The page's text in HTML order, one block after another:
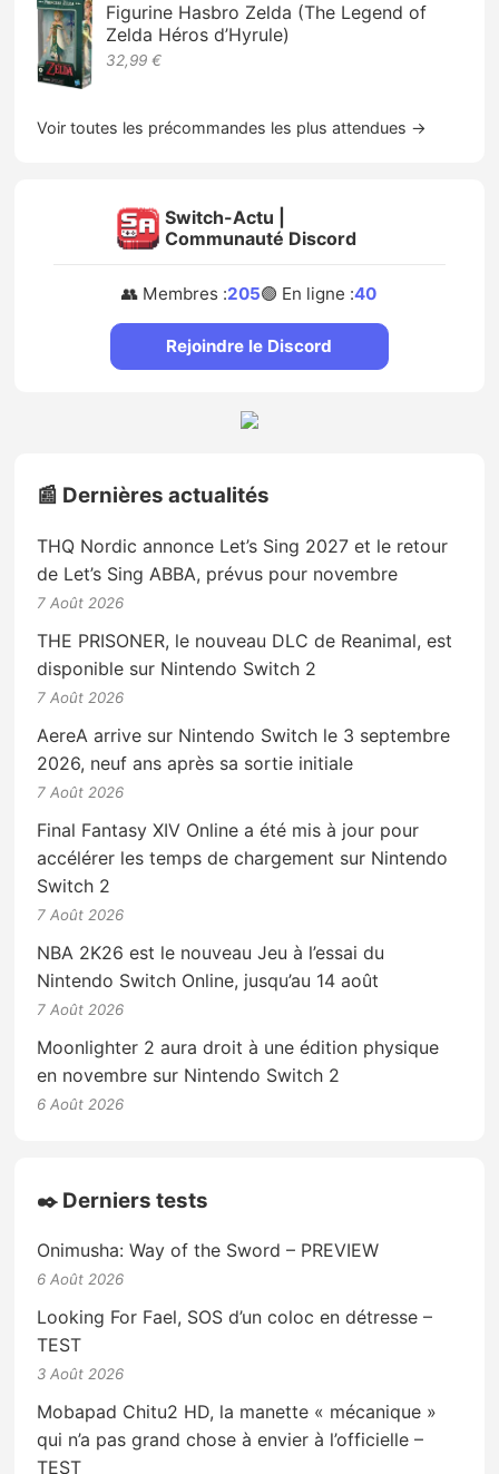
Figurine Hasbro Zelda (The Legend of
Zelda Héros d’Hyrule)
32,99 €
Voir toutes les précommandes les plus attendues →
Switch-Actu |
Communauté Discord
👥 Membres :205🟢 En ligne :40
Rejoindre le Discord
📰 Dernières actualités
THQ Nordic annonce Let’s Sing 2027 et le retour
de Let’s Sing ABBA, prévus pour novembre
7 Août 2026
THE PRISONER, le nouveau DLC de Reanimal, est
disponible sur Nintendo Switch 2
7 Août 2026
AereA arrive sur Nintendo Switch le 3 septembre
2026, neuf ans après sa sortie initiale
7 Août 2026
Final Fantasy XIV Online a été mis à jour pour
accélérer les temps de chargement sur Nintendo
Switch 2
7 Août 2026
NBA 2K26 est le nouveau Jeu à l’essai du
Nintendo Switch Online, jusqu’au 14 août
7 Août 2026
Moonlighter 2 aura droit à une édition physique
en novembre sur Nintendo Switch 2
6 Août 2026
✒️ Derniers tests
Onimusha: Way of the Sword – PREVIEW
6 Août 2026
Looking For Fael, SOS d’un coloc en détresse –
TEST
3 Août 2026
Mobapad Chitu2 HD, la manette « mécanique »
qui n’a pas grand chose à envier à l’officielle –
TEST